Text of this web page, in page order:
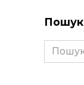
Пошук
Search
for: